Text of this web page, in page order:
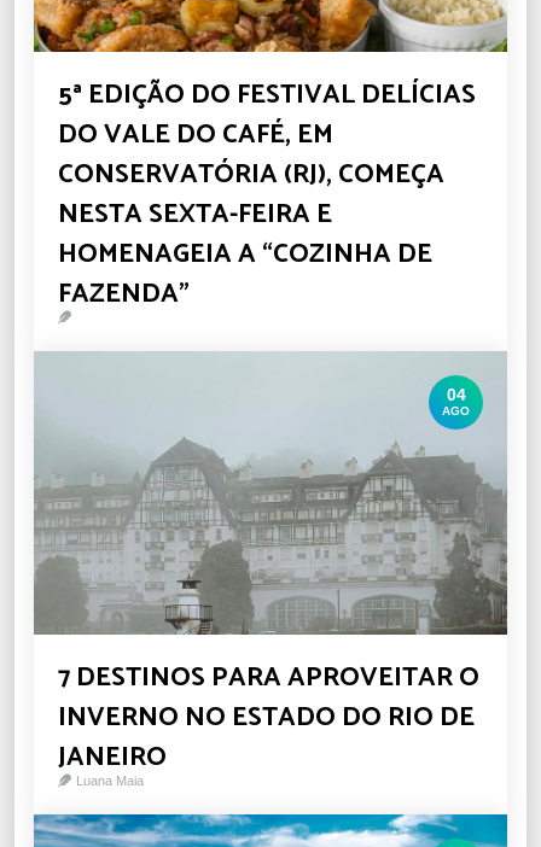
5ª EDIÇÃO DO FESTIVAL DELÍCIAS
DO VALE DO CAFÉ, EM
CONSERVATÓRIA (RJ), COMEÇA
NESTA SEXTA-FEIRA E
HOMENAGEIA A “COZINHA DE
FAZENDA”
04
AGO
7 DESTINOS PARA APROVEITAR O
INVERNO NO ESTADO DO RIO DE
JANEIRO
Luana Maia